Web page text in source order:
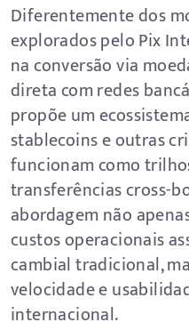
Diferentemente dos
explorados pelo Pix
na conversão via
direta com redes
propõe um
stablecoins e outras
funcionam como
transferências cross-
abordagem não
custos operacionais
cambial tradicional,
velocidade e
internacional.